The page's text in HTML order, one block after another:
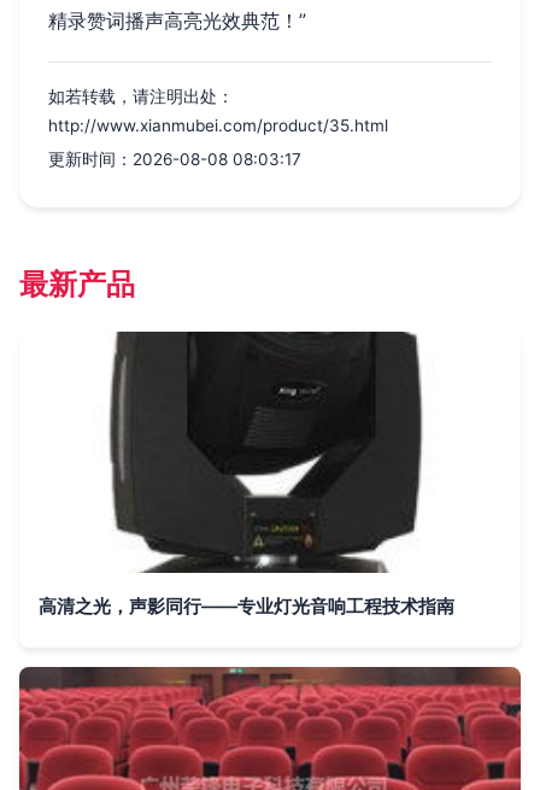
精录赞词播声高亮光效典范！”
如若转载，请注明出处：
http://www.xianmubei.com/product/35.html
更新时间：2026-08-08 08:03:17
最新产品
高清之光，声影同行——专业灯光音响工程技术指南